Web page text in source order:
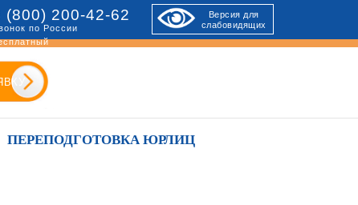
(800) 200-42-62
по России
Версия для
слабовидящих
ПЕРЕПОДГОТОВКА ЮРЛИЦ